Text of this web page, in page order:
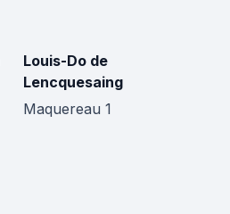
Louis-Do de
Lencquesaing
Maquereau 1